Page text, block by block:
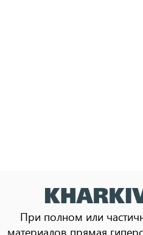
При полном или
материалов прямая